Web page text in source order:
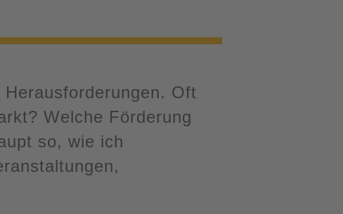
Oft
Welche Förderung
so, wie ich